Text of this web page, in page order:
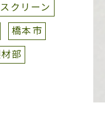
クリーン
橋本市
部